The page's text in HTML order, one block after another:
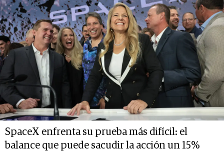
SpaceX enfrenta su prueba más difícil: el
balance que puede sacudir la acción un 15%